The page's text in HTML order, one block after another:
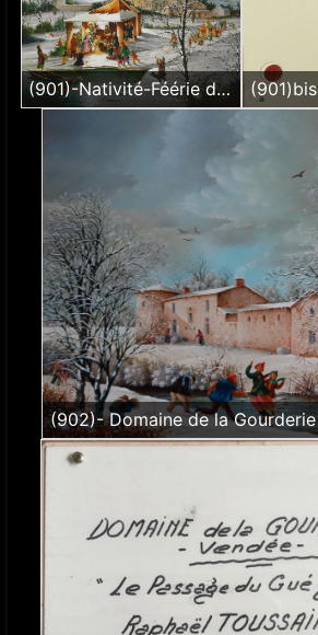
(901)-Nativité-Féérie de Noël en Vendée (901)bis
(902)- Domaine de la Gourderie